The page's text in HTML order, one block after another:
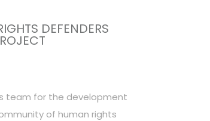
DEFENDERS
team for the development
of human rights